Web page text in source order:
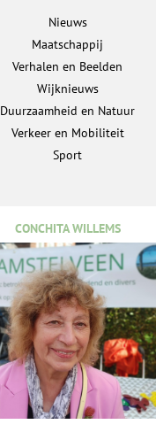
Nieuws
Maatschappij
Verhalen en Beelden
Wijknieuws
Duurzaamheid en Natuur
Verkeer en Mobiliteit
Sport
CONCHITA WILLEMS